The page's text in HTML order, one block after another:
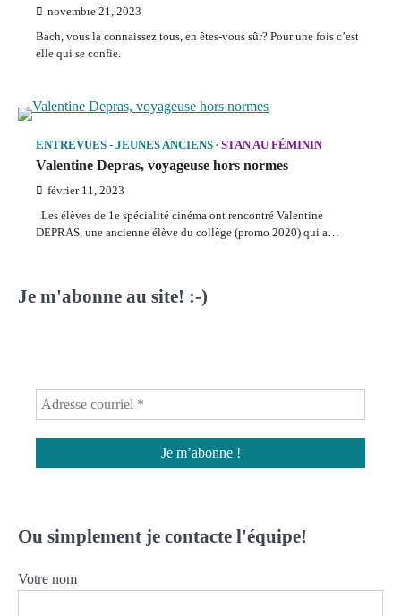
novembre 21, 2023
Bach, vous la connaissez tous, en êtes-vous sûr? Pour une fois c’est
elle qui se confie.
ENTREVUES - JEUNES ANCIENS STAN AU FÉMININ
Valentine Depras, voyageuse hors normes
février 11, 2023
Les élèves de 1e spécialité cinéma ont rencontré Valentine
DEPRAS, une ancienne élève du collège (promo 2020) qui a…
Je m'abonne au site! :-)
Ou simplement je contacte l'équipe!
Votre nom